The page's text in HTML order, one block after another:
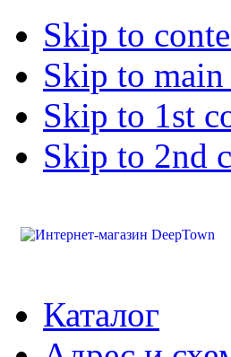
Skip to
Skip to
Skip to 1st
Skip to 2nd
Каталог